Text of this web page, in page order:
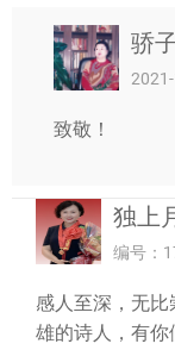
骄
致敬！
独上
编号：
感人至深，无
雄的诗人，有